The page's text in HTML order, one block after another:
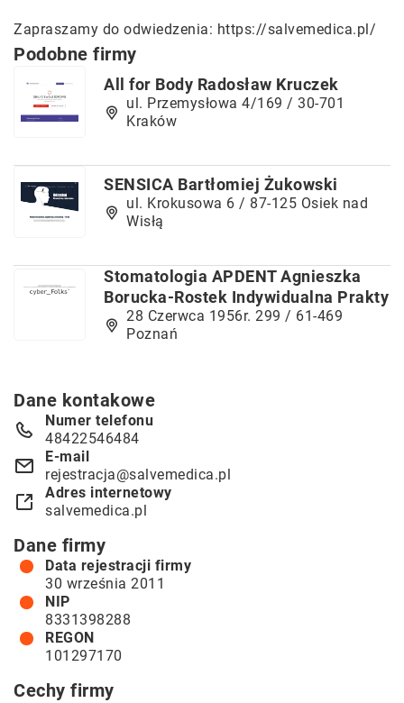
Zapraszamy do odwiedzenia: https://salvemedica.pl/
Podobne firmy
All for Body Radosław Kruczek
ul. Przemysłowa 4/169 / 30-701
Kraków
SENSICA Bartłomiej Żukowski
ul. Krokusowa 6 / 87-125 Osiek nad
Wisłą
Stomatologia APDENT Agnieszka
Borucka-Rostek Indywidualna Prakty
28 Czerwca 1956r. 299 / 61-469
Poznań
Dane kontakowe
Numer telefonu
48422546484
E-mail
rejestracja@salvemedica.pl
Adres internetowy
salvemedica.pl
Dane firmy
Data rejestracji firmy
30 września 2011
NIP
8331398288
REGON
101297170
Cechy firmy